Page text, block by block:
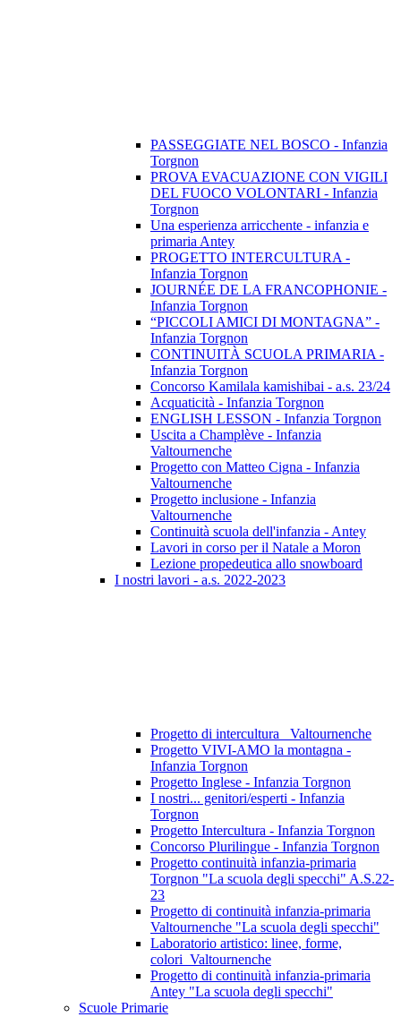
PASSEGGIATE NEL BOSCO - Infanzia
Torgnon
PROVA EVACUAZIONE CON VIGILI
DEL FUOCO VOLONTARI - Infanzia
Torgnon
Una esperienza arricchente - infanzia e
primaria Antey
PROGETTO INTERCULTURA -
Infanzia Torgnon
JOURNÉE DE LA FRANCOPHONIE -
Infanzia Torgnon
“PICCOLI AMICI DI MONTAGNA” -
Infanzia Torgnon
CONTINUITÀ SCUOLA PRIMARIA -
Infanzia Torgnon
Concorso Kamilala kamishibai - a.s. 23/24
Acquaticità - Infanzia Torgnon
ENGLISH LESSON - Infanzia Torgnon
Uscita a Champlève - Infanzia
Valtournenche
Progetto con Matteo Cigna - Infanzia
Valtournenche
Progetto inclusione - Infanzia
Valtournenche
Continuità scuola dell'infanzia - Antey
Lavori in corso per il Natale a Moron
Lezione propedeutica allo snowboard
I nostri lavori - a.s. 2022-2023
Progetto di intercultura_ Valtournenche
Progetto VIVI-AMO la montagna -
Infanzia Torgnon
Progetto Inglese - Infanzia Torgnon
I nostri... genitori/esperti - Infanzia
Torgnon
Progetto Intercultura - Infanzia Torgnon
Concorso Plurilingue - Infanzia Torgnon
Progetto continuità infanzia-primaria
Torgnon "La scuola degli specchi" A.S.22-
23
Progetto di continuità infanzia-primaria
Valtournenche "La scuola degli specchi"
Laboratorio artistico: linee, forme,
colori_Valtournenche
Progetto di continuità infanzia-primaria
Antey "La scuola degli specchi"
Scuole Primarie